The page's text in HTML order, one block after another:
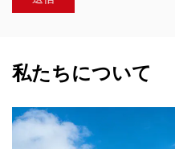
私たちについて